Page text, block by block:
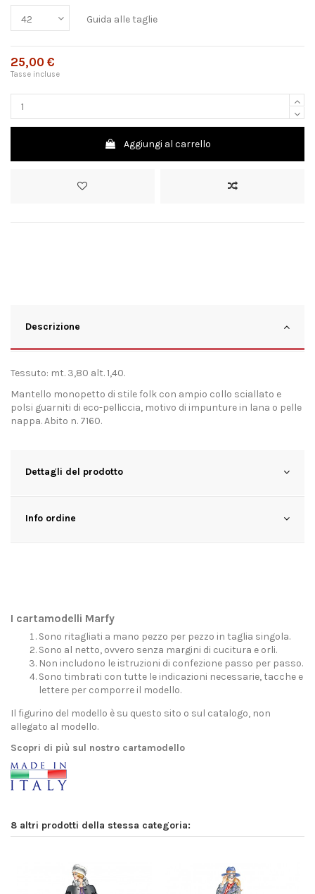
Guida alle taglie
25,00 €
Tasse incluse
Aggiungi al carrello
Descrizione
Tessuto: mt. 3,80 alt. 1,40.
Mantello monopetto di stile folk con ampio collo sciallato e
polsi guarniti di eco-pelliccia, motivo di impunture in lana o pelle
nappa. Abito n. 7160.
Dettagli del prodotto
Info ordine
I cartamodelli Marfy
Sono ritagliati a mano pezzo per pezzo in taglia singola.
Sono al netto, ovvero senza margini di cucitura e orli.
Non includono le istruzioni di confezione passo per passo.
Sono timbrati con tutte le indicazioni necessarie, tacche e
lettere per comporre il modello.
Il figurino del modello è su questo sito o sul catalogo, non
allegato al modello.
Scopri di più sul nostro cartamodello
8 altri prodotti della stessa categoria: